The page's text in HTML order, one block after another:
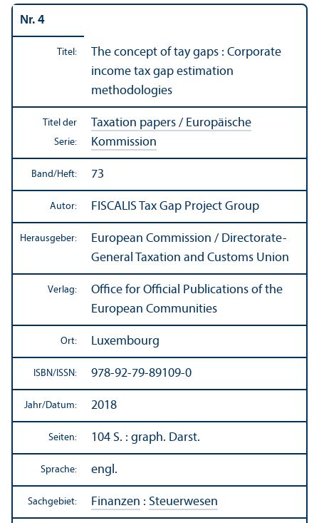
Nr. 4
Titel:
The concept of tay gaps : Corporate
income tax gap estimation
methodologies
Titel der
Serie:
Taxation papers / Europäische
Kommission
Band/Heft: 73
Autor: FISCALIS Tax Gap Project Group
Herausgeber:
European Commission / Directorate-
General Taxation and Customs Union
Verlag:
Office for Official Publications of the
European Communities
Ort: Luxembourg
ISBN/ ISSN: 978-92-79-89109-0
Jahr/Datum: 2018
Seiten: 104 S. : graph. Darst.
Sprache: engl.
Sachgebiet: Finanzen : Steuerwesen